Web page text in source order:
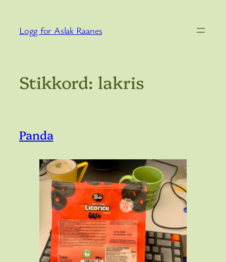
innhold
Logg for Aslak Raanes
Stikkord: lakris
Panda